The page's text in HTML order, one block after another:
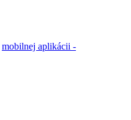
mobilnej aplikácii -